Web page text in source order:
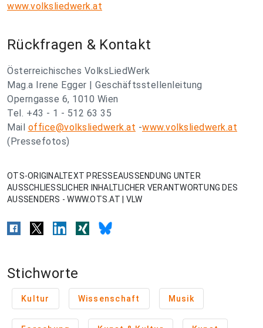
www.volksliedwerk.at
Rückfragen & Kontakt
Österreichisches VolksLiedWerk
Mag.a Irene Egger | Geschäftsstellenleitung
Operngasse 6, 1010 Wien
Tel. +43 - 1 - 512 63 35
Mail office@volksliedwerk.at -www.volksliedwerk.at
(Pressefotos)
OTS-ORIGINALTEXT PRESSEAUSSENDUNG UNTER
AUSSCHLIESSLICHER INHALTLICHER VERANTWORTUNG DES
AUSSENDERS - WWW.OTS.AT | VLW
Stichworte
Kultur Wissenschaft Musik